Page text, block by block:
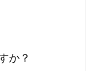
か？